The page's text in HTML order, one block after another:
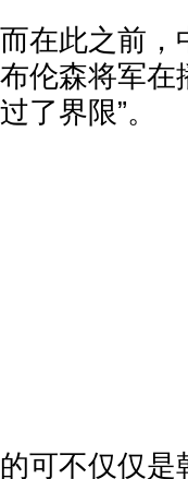
而在此之前，
布伦森将军在
过了界限”。
的可不仅仅是